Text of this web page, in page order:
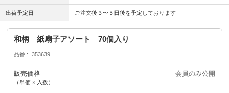
出荷予定日 ご注文後３〜５日後を予定しております
和柄 紙扇子アソート 70個入り
品番 353639
販売価格
（単価 × 入数）
会員のみ公開